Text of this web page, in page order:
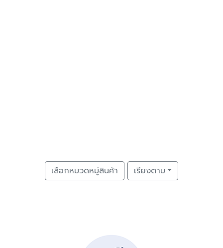
เลือกหมวดหมู่สินค้า เรียงตาม